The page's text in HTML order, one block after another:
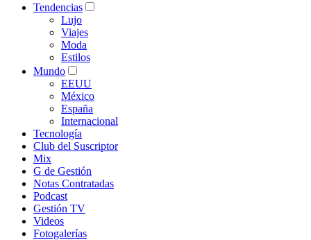
Tendencias
Lujo
Viajes
Moda
Estilos
Mundo
EEUU
México
España
Internacional
Tecnología
Club del Suscriptor
Mix
G de Gestión
Notas Contratadas
Podcast
Gestión TV
Videos
Fotogalerías